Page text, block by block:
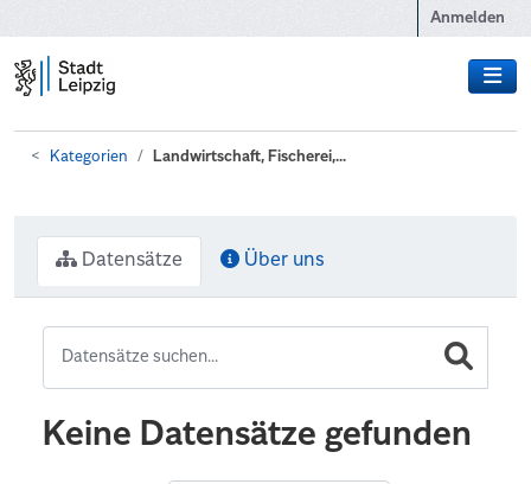
Anmelden
Kategorien Landwirtschaft, Fischerei,...
Datensätze Über uns
Keine Datensätze gefunden